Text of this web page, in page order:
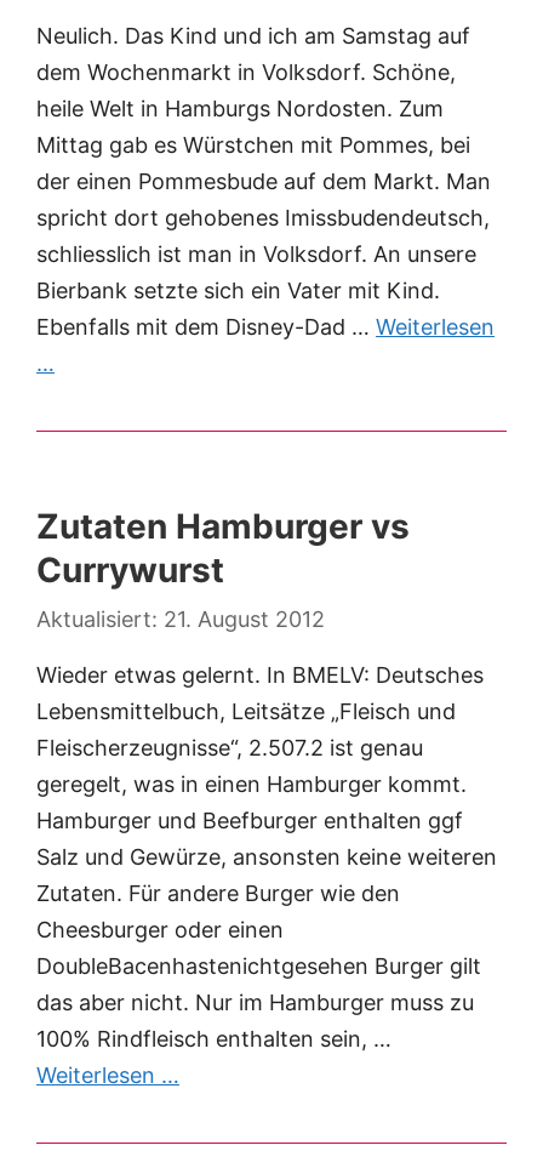
Neulich. Das Kind und ich am Samstag auf
dem Wochenmarkt in Volksdorf. Schöne,
heile Welt in Hamburgs Nordosten. Zum
Mittag gab es Würstchen mit Pommes, bei
der einen Pommesbude auf dem Markt. Man
spricht dort gehobenes Imissbudendeutsch,
schliesslich ist man in Volksdorf. An unsere
Bierbank setzte sich ein Vater mit Kind.
Ebenfalls mit dem Disney-Dad … Weiterlesen
…
Zutaten Hamburger vs
Currywurst
21. August 2012
Wieder etwas gelernt. In BMELV: Deutsches
Lebensmittelbuch, Leitsätze „Fleisch und
Fleischerzeugnisse“, 2.507.2 ist genau
geregelt, was in einen Hamburger kommt.
Hamburger und Beefburger enthalten ggf
Salz und Gewürze, ansonsten keine weiteren
Zutaten. Für andere Burger wie den
Cheesburger oder einen
DoubleBacenhastenichtgesehen Burger gilt
das aber nicht. Nur im Hamburger muss zu
100% Rindfleisch enthalten sein, …
Weiterlesen …